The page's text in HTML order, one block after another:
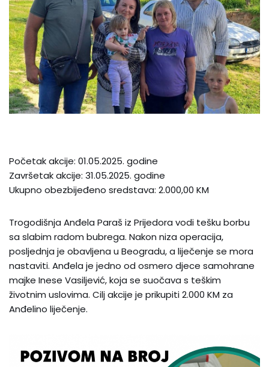
Početak akcije: 01.05.2025. godine
Završetak akcije: 31.05.2025. godine
Ukupno obezbijeđeno sredstava: 2.000,00 KM
Trogodišnja Anđela Paraš iz Prijedora vodi tešku borbu
sa slabim radom bubrega. Nakon niza operacija,
posljednja je obavljena u Beogradu, a liječenje se mora
nastaviti. Anđela je jedno od osmero djece samohrane
majke Inese Vasiljević, koja se suočava s teškim
životnim uslovima. Cilj akcije je prikupiti 2.000 KM za
Anđelino liječenje.​